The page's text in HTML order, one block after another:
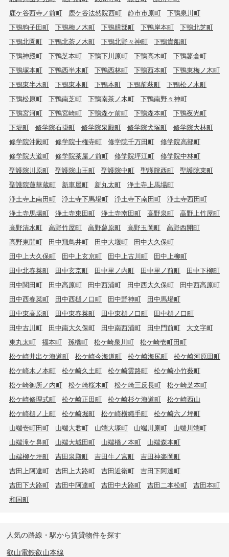
鹿ケ谷西寺ノ前町
鹿ケ谷法然院西町 静市市原町
下鴨泉川町
下鴨狗子田町
下鴨梅ノ木町 下鴨膳部町 下鴨岸本町
下鴨北芝町
下鴨北園町
下鴨北茶ノ木町 下鴨北野々神町
下鴨貴船町
下鴨神殿町
下鴨芝本町 下鴨下川原町 下鴨高木町
下鴨蓼倉町
下鴨塚本町
下鴨西半木町 下鴨西林町 下鴨西本町
下鴨東梅ノ木町
下鴨東半木町
下鴨東本町 下鴨本町 下鴨前萩町
下鴨松ノ木町
下鴨松原町
下鴨南芝町 下鴨南茶ノ木町
下鴨南野々神町
下鴨宮河町
下鴨宮崎町 下鴨森ケ前町 下鴨森本町
下鴨夜光町
下堤町
修学院石掛町 修学院泉殿町 修学院犬塚町
修学院大林町
修学院沖殿町
修学院十権寺町 修学院千万田町
修学院高部町
修学院大道町
修学院茶屋ノ前町 修学院坪江町
修学院中林町
聖護院川原町
聖護院山王町 聖護院中町 聖護院西町
聖護院東町
聖護院蓮華蔵町
新車屋町 新丸太町
浄土寺上馬場町
浄土寺上南田町
浄土寺下馬場町 浄土寺下南田町
浄土寺西田町
浄土寺馬場町
浄土寺東田町 浄土寺南田町 高野泉町
高野上竹屋町
高野清水町
高野竹屋町 高野蓼原町 高野玉岡町
高野西開町
高野東開町
田中飛鳥井町 田中大堰町
田中大久保町
田中上大久保町
田中上玄京町 田中上古川町
田中上柳町
田中北春菜町
田中玄京町 田中里ノ内町 田中里ノ前町
田中下柳町
田中関田町
田中高原町 田中西浦町 田中西大久保町
田中西高原町
田中西春菜町
田中西樋ノ口町 田中野神町
田中馬場町
田中東高原町
田中東春菜町 田中東樋ノ口町
田中樋ノ口町
田中古川町
田中南大久保町 田中南西浦町 田中門前町
大文字町
東丸太町
福本町 孫橋町 松ケ崎泉川町
松ケ崎壱町田町
松ケ崎井出ケ海道町
松ケ崎今海道町 松ケ崎海尻町
松ケ崎河原田町
松ケ崎木ノ本町
松ケ崎久土町 松ケ崎雲路町
松ケ崎小竹薮町
松ケ崎御所ノ内町
松ケ崎桜木町 松ケ崎三反長町
松ケ崎芝本町
松ケ崎修理式町
松ケ崎正田町 松ケ崎杉ケ海道町
松ケ崎西山
松ケ崎樋ノ上町
松ケ崎堀町 松ケ崎横縄手町
松ケ崎六ノ坪町
山端壱町田町
山端大君町 山端大塚町 山端川原町
山端川端町
山端滝ケ鼻町
山端大城田町 山端橋ノ本町
山端森本町
山端柳ケ坪町
吉田泉殿町 吉田牛ノ宮町
吉田神楽岡町
吉田上阿達町
吉田上大路町 吉田近衛町
吉田下阿達町
吉田下大路町
吉田中阿達町 吉田中大路町 吉田二本松町
吉田本町
和国町
人気の路線・駅から賃貸物件を探す
叡山電鉄叡山本線